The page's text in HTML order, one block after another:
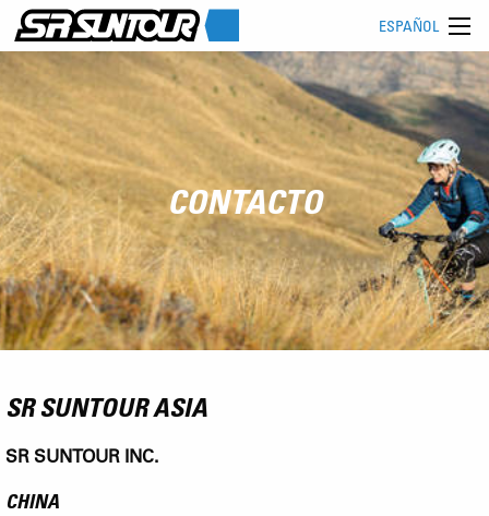
ESPAÑOL
CONTACTO
SR SUNTOUR ASIA
SR SUNTOUR INC.
CHINA